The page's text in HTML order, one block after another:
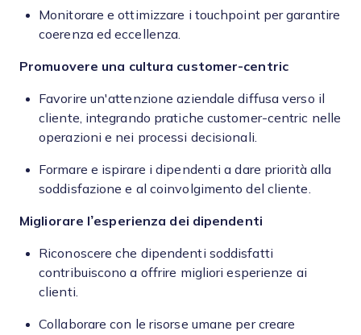
Monitorare e ottimizzare i touchpoint per garantire
coerenza ed eccellenza.
Promuovere una cultura customer-centric
Favorire un'attenzione aziendale diffusa verso il
cliente, integrando pratiche customer-centric nelle
operazioni e nei processi decisionali.
Formare e ispirare i dipendenti a dare priorità alla
soddisfazione e al coinvolgimento del cliente.
Migliorare l’esperienza dei dipendenti
Riconoscere che dipendenti soddisfatti
contribuiscono a offrire migliori esperienze ai
clienti.
Collaborare con le risorse umane per creare